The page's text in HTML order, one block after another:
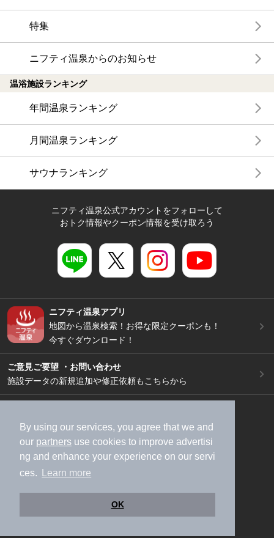
By using our services, you agree that we and
our partners use cookies to improve advertisi
ng and enhance your experience on our servi
ces.
Learn more
OK
特集
ニフティ温泉からのお知らせ
温浴施設ランキング
年間温泉ランキング
月間温泉ランキング
サウナランキング
ニフティ温泉公式アカウントをフォローして
おトク情報やクーポン情報を受け取ろう
ニフティ温泉アプリ
地図から温泉検索！お得な限定クーポンも！
今すぐダウンロード！
ご意見ご要望 ・お問い合わせ
施設データの新規追加や修正依頼もこちらから
加盟店募集（資料請求）
広告出稿のご案内
利用規約
ライフスタイルMEMBERS+規約
特定商取引法に基づく表記
ヘルプ
採用情報
運営会社